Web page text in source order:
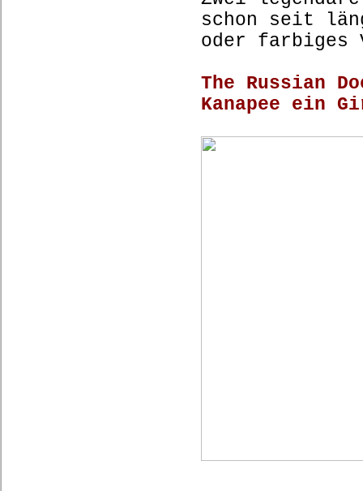
schon seit
oder farbiges
The Russian
Kanapee ein